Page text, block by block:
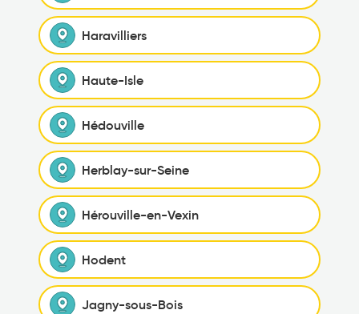
Haravilliers
Haute-Isle
Hédouville
Herblay-sur-Seine
Hérouville-en-Vexin
Hodent
Jagny-sous-Bois